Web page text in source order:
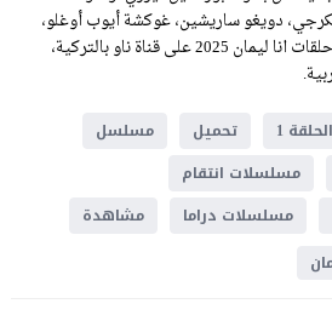
دويغو ساريشين، غوكشة أيوب أوغلو،
وشيبنيم سونميز، وتعرض حلقات انا ليمان 2025 على قناة ناو بالتركية،
الحلقة 1 تحميل
مسلسل
مسلسلات انتقام
مسلسلات دراما مشاهدة